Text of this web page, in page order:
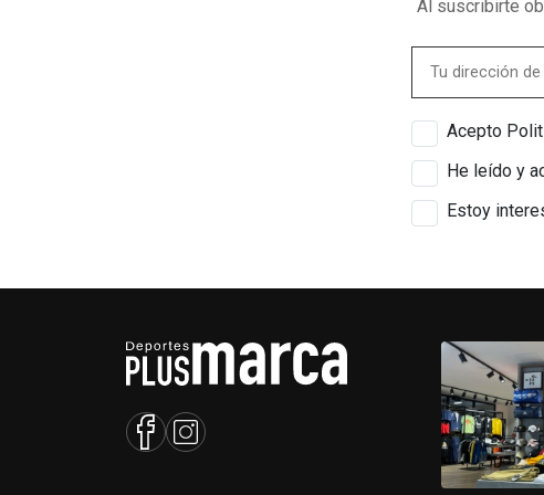
Al suscribirte
Acepto
He leído y
Estoy